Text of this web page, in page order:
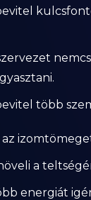
több
a
energiát